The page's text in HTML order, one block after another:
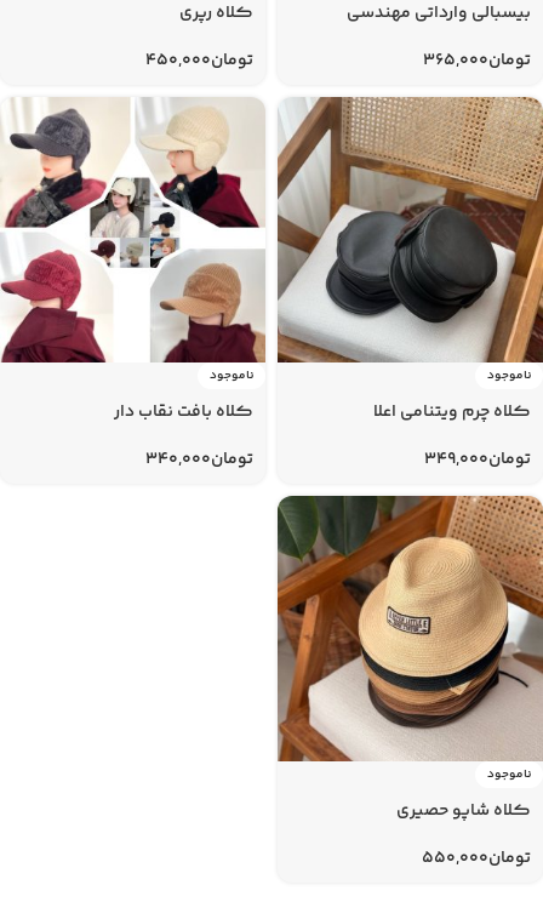
بیسبالی وارداتی مهندسی
تومان365,000
کلاه رپری
تومان450,000
ناموجود
کلاه چرم ویتنامی اعلا
تومان349,000
ناموجود
کلاه بافت نقاب دار
تومان340,000
ناموجود
کلاه شاپو حصیری
تومان550,000